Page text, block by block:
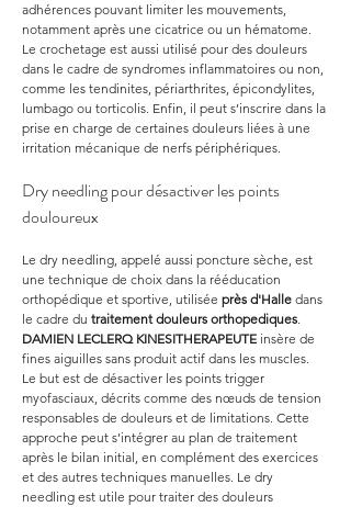
adhérences pouvant limiter les mouvements,
notamment après une cicatrice ou un hématome.
Le crochetage est aussi utilisé pour des douleurs
dans le cadre de syndromes inflammatoires ou non,
comme les tendinites, périarthrites, épicondylites,
lumbago ou torticolis. Enfin, il peut s’inscrire dans la
prise en charge de certaines douleurs liées à une
irritation mécanique de nerfs périphériques.
Dry needling pour désactiver les points
douloureux
Le dry needling, appelé aussi poncture sèche, est
une technique de choix dans la rééducation
orthopédique et sportive, utilisée près d'Halle dans
le cadre du traitement douleurs orthopediques.
DAMIEN LECLERQ KINESITHERAPEUTE insère de
fines aiguilles sans produit actif dans les muscles.
Le but est de désactiver les points trigger
myofasciaux, décrits comme des nœuds de tension
responsables de douleurs et de limitations. Cette
approche peut s’intégrer au plan de traitement
après le bilan initial, en complément des exercices
et des autres techniques manuelles. Le dry
needling est utile pour traiter des douleurs